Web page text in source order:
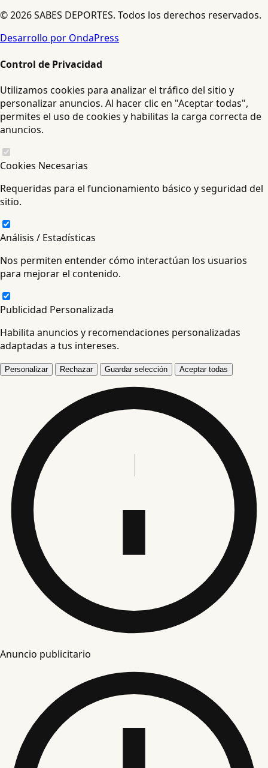
© 2026 SABES DEPORTES. Todos los derechos reservados.
Desarrollo por OndaPress
Control de Privacidad
Utilizamos cookies para analizar el tráfico del sitio y
personalizar anuncios. Al hacer clic en "Aceptar todas",
permites el uso de cookies y habilitas la carga correcta de
anuncios.
Cookies Necesarias
Requeridas para el funcionamiento básico y seguridad del
sitio.
Análisis / Estadísticas
Nos permiten entender cómo interactúan los usuarios
para mejorar el contenido.
Publicidad Personalizada
Habilita anuncios y recomendaciones personalizadas
adaptadas a tus intereses.
Personalizar Rechazar Guardar selección Aceptar todas
Anuncio publicitario